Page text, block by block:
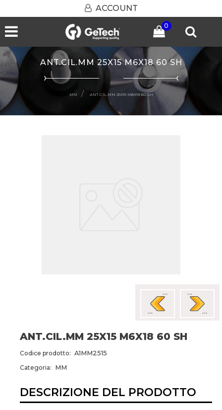
ACCOUNT
Open menu 0
ANT.CIL.MM 25X15 M6X18 60 SH
MM ANT.CIL.MM 25X15 M6X18 60 SH
ANT.CIL.MM 25X15 M6X18 60 SH
Codice prodotto: A1MM2515
Categoria: MM
DESCRIZIONE DEL PRODOTTO